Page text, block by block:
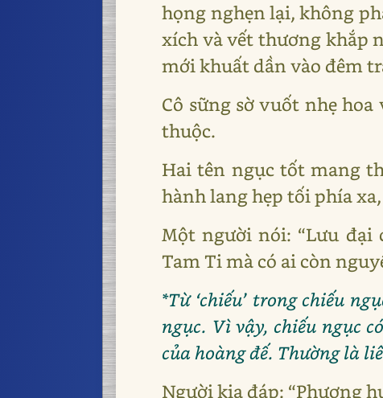
họng nghẹn lại, không
xích và vết thương khắp
mới khuất dần vào đêm
Cô sững sờ vuốt nhẹ
thuộc.
Hai tên ngục tốt mang
hành lang hẹp tối phía
Một người nói: “Lưu đại
Tam Ti mà có ai còn
*Từ ‘chiếu’ trong chiếu
ngục. Vì vậy, chiếu ngục
của hoàng đế. Thường là
Người kia đáp: “Phương